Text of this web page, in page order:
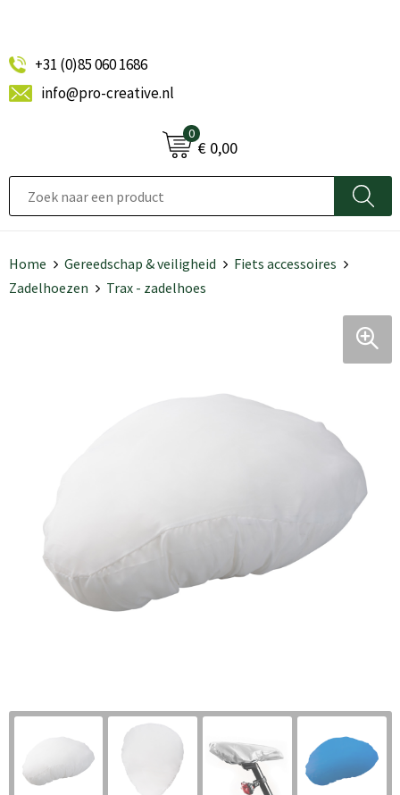
+31 (0)85 060 1686
info@pro-creative.nl
0
€ 0,00
Home Gereedschap & veiligheid
Fiets accessoires
Zadelhoezen
Trax - zadelhoes